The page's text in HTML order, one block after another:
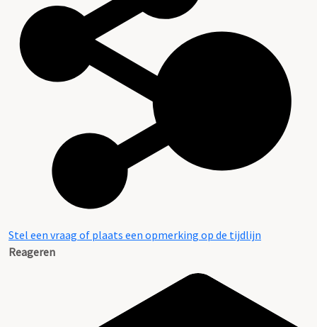
Stel een vraag of plaats een opmerking op de tijdlijn
Reageren